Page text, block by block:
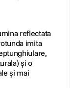
reflectata
imita
și o
și mai